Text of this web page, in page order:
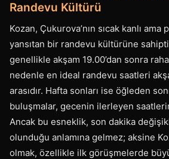
Randevu Kültürü
Kozan, Çukurova’nın sıcak kanlı ama
yansıtan bir randevu kültürüne
genellikle akşam 19.00’dan sonra
nedenle en ideal randevu saatleri
arasıdır. Hafta sonları ise öğleden
buluşmalar, gecenin ilerleyen
Ancak bu esneklik, son dakika
olunduğu anlamına gelmez; aksine
olmak, özellikle ilk görüşmelerde